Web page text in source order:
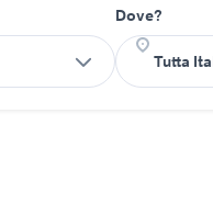
Dove?